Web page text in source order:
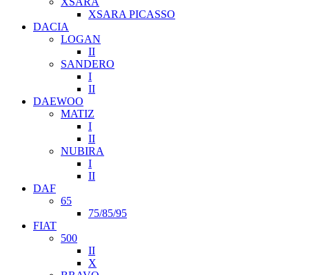
XSARA PICASSO
DACIA
LOGAN
II
SANDERO
I
II
DAEWOO
MATIZ
I
II
NUBIRA
I
II
DAF
65
75/85/95
FIAT
500
II
X